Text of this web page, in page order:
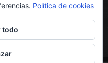
Política de cookies
todo